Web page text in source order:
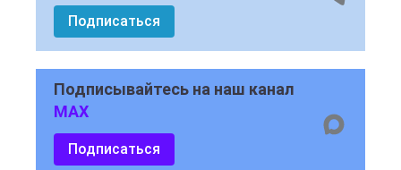
Подписаться
Подписывайтесь на наш канал
MAX
Подписаться